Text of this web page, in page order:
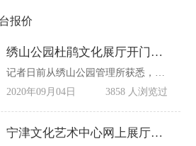
报价
绣山公园杜鹃文化展厅开门迎客！
2020年09月04日
3858 人浏览过
宁津文化艺术中心网上展厅上线!